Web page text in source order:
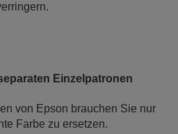
Einzelpatronen
von Epson brauchen Sie nur
Farbe zu ersetzen.